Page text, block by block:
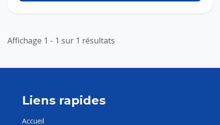
Affichage 1 - 1 sur 1 résultats
Liens rapides
Accueil